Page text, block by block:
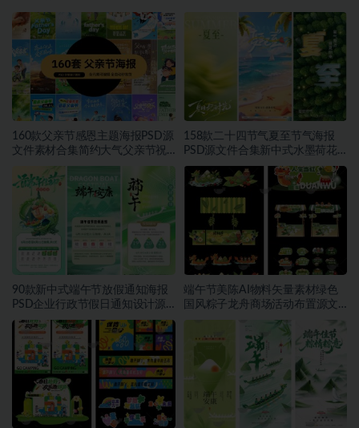
160款父亲节感恩主题海报PSD源
文件素材合集简约大气父亲节祝
福宣传设计素材~1559期
158款二十四节气夏至节气海报
PSD源文件合集新中式水墨荷花
二十四节气朋友圈宣传模板素材
~1553期
90款新中式端午节放假通知海报
PSD企业行政节假日通知设计源
文件素材~1552期
端午节美陈AI物料矢量素材绿色
国风粽子龙舟商场活动布置源文
件模板素材~1549期